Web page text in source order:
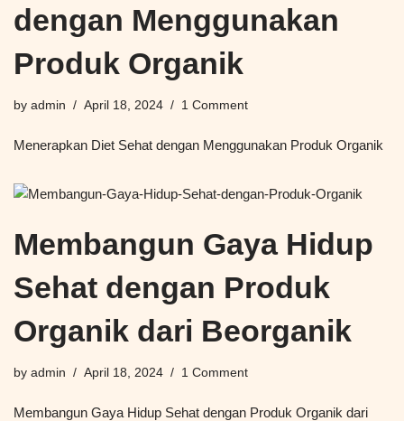
dengan Menggunakan
Produk Organik
by admin April 18, 2024 1 Comment
Menerapkan Diet Sehat dengan Menggunakan Produk Organik
Membangun Gaya Hidup
Sehat dengan Produk
Organik dari Beorganik
by admin April 18, 2024 1 Comment
Membangun Gaya Hidup Sehat dengan Produk Organik dari